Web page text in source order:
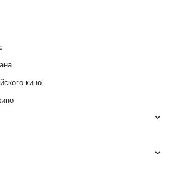
кино